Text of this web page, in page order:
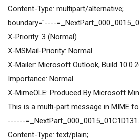
Content-Type: multipart/alternative;
boundary="----
X-Priority: 3 (Normal)
X-MSMail-Priority: Normal
X-Mailer: Microsoft Outlook, Build
Importance: Normal
X-MimeOLE: Produced By Microsoft
This is a multi-part message in MIME
------
Content-Type: text/plain;